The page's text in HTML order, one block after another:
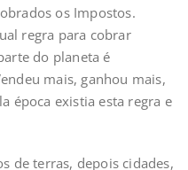
os Impostos.
regra para cobrar
do planeta é
mais, ganhou mais,
época existia esta regra e
de terras, depois cidades,